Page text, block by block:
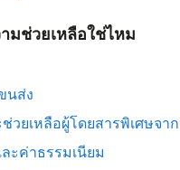
มช่วยเหลือใช่ไหม
นส่ง
วยเหลือผู้โดยสารพิเศษจา
ะค่าธรรมเนียม